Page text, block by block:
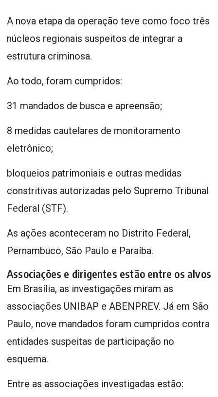
A nova etapa da operação teve como foco três
núcleos regionais suspeitos de integrar a
estrutura criminosa.
Ao todo, foram cumpridos:
31 mandados de busca e apreensão;
8 medidas cautelares de monitoramento
eletrônico;
bloqueios patrimoniais e outras medidas
constritivas autorizadas pelo Supremo Tribunal
Federal (STF).
As ações aconteceram no Distrito Federal,
Pernambuco, São Paulo e Paraíba.
Associações e dirigentes estão entre os alvos
Em Brasília, as investigações miram as
associações UNIBAP e ABENPREV. Já em São
Paulo, nove mandados foram cumpridos contra
entidades suspeitas de participação no
esquema.
Entre as associações investigadas estão: